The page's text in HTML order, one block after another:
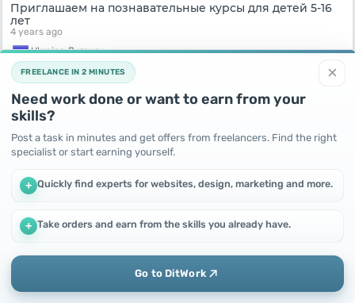
Приглашаем на познавательные курсы для детей 5-16
лет
4 years ago
Ukraine,Луганск
125UAH
Приглашаем всех желающих на соревнования роботов
×
FREELANCE IN 2 MINUTES
Need work done or want to earn from your
skills?
Post a task in minutes and get offers from freelancers. Find the right
specialist or start earning yourself.
+ Quickly find experts for websites, design, marketing and more.
+ Take orders and earn from the skills you already have.
Go to DitWork
We use cookies to improve performance and make the site
Add Home Messages Profile